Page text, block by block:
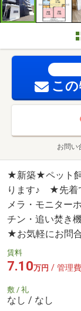
こ
お問い
★新築★ペット
ります♪ ★先着
メラ・モニター
チン・追い焚き
★お気軽にお問
賃料
7.10万円 / 管理
敷 / 礼
なし / なし